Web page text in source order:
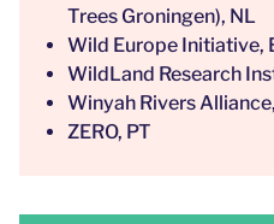
Trees Groningen), NL
Wild Europe Initiative,
WildLand Research
Winyah Rivers
ZERO, PT